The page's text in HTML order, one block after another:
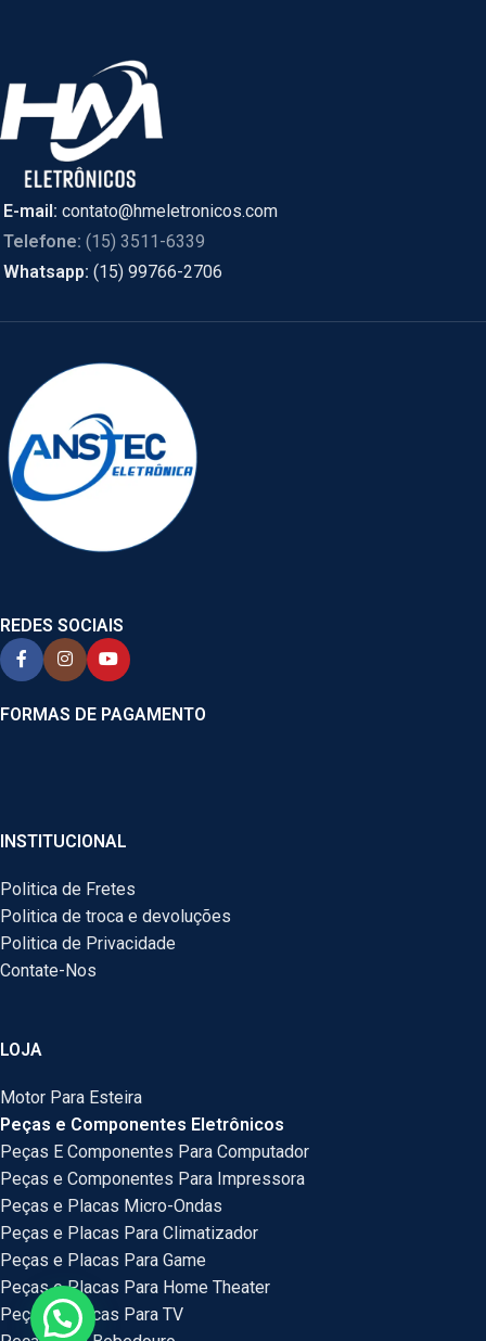
E-mail: contato@hmeletronicos.com
Telefone: (15) 3511-6339
Whatsapp: (15) 99766-2706
REDES SOCIAIS
FORMAS DE PAGAMENTO
INSTITUCIONAL
Politica de Fretes
Politica de troca e devoluções
Politica de Privacidade
Contate-Nos
LOJA
Motor Para Esteira
Peças e Componentes Eletrônicos
Peças E Componentes Para Computador
Peças e Componentes Para Impressora
Peças e Placas Micro-Ondas
Peças e Placas Para Climatizador
Peças e Placas Para Game
Peças e Placas Para Home Theater
Peças e Placas Para TV